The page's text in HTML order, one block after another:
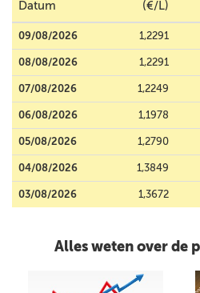
Datum
(€/L)
09/08/2026 1,2291
08/08/2026 1,2291
07/08/2026 1,2249
06/08/2026 1,1978
05/08/2026 1,2790
04/08/2026 1,3849
03/08/2026 1,3672
Alles weten over de